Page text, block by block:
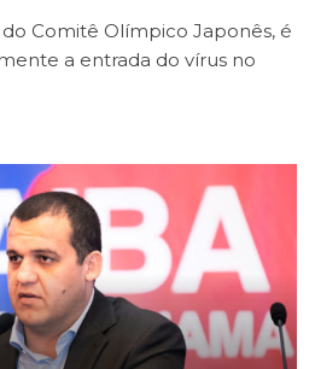
Comitê Olímpico Japonês, é
a entrada do vírus no